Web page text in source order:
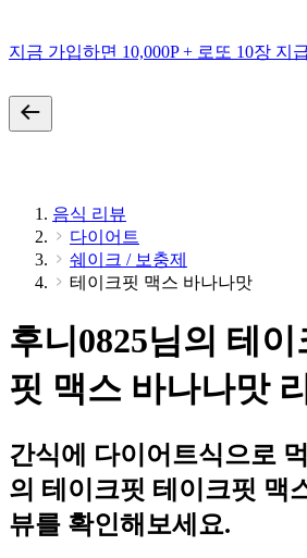
지금 가입하면 10,000P + 로또 10장 지
음식 리뷰
다이어트
쉐이크 / 보충제
테이크핏 맥스 바나나맛
후니0825님의 테
핏 맥스 바나나맛
간식에 다이어트식으로
의 테이크핏 테이크핏 맥
뷰를 확인해보세요.